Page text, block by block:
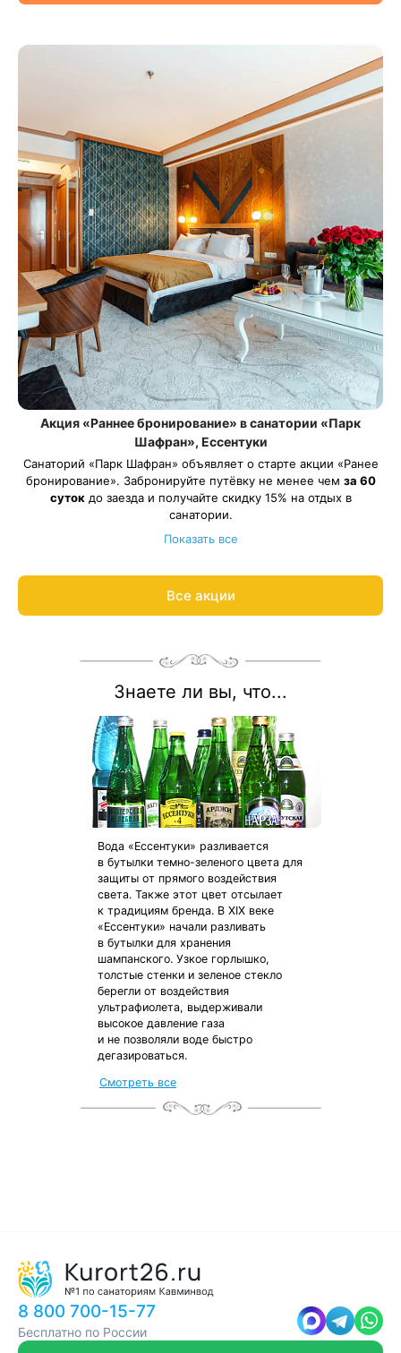
Акция «Раннее бронирование» в санатории «Парк
Шафран», Ессентуки
Санаторий «Парк Шафран» объявляет о старте акции «Ранее
бронирование». Забронируйте путёвку не менее чем за 60
сутокдо заезда и получайте скидку 15% на отдых в
санатории.
Акция действует на все виды путевок и на все категории
номеров.
Показать все
Все акции
Знаете ли вы, что...
Вода «Ессентуки» разливается
в бутылки темно-зеленого цвета для
защиты от прямого воздействия
света. Также этот цвет отсылает
к традициям бренда. В XIX веке
«Ессентуки» начали разливать
в бутылки для хранения
шампанского. Узкое горлышко,
толстые стенки и зеленое стекло
берегли от воздействия
ультрафиолета, выдерживали
высокое давление газа
и не позволяли воде быстро
дегазироваться.
Смотреть все
8 800 700-15-77
Бесплатно по России